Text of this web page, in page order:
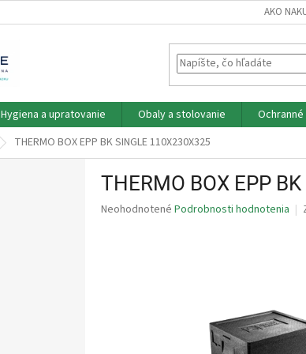
AKO
Hygiena a upratovanie Obaly a stolovanie
THERMO BOX EPP BK SINGLE 110X230X325
THERMO BOX EPP
Priemerné
Neohodnotené Podrobnosti hodnotenia